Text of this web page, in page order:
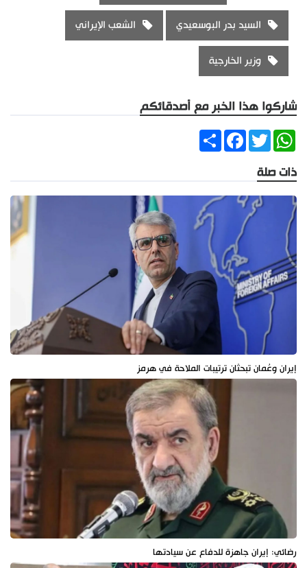
السيد بدر البوسعيدي الشعب الإيراني
وزير الخارجية
شاركوا هذا الخبر مع أصدقائكم
ShareFacebookTwitter
WhatsApp
ذات صلة
إيران وعُمان تبحثان ترتيبات الملاحة في هرمز
رضائي: إيران جاهزة للدفاع عن سيادتها